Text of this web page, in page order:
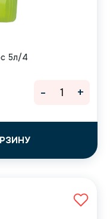
5л/4
- +